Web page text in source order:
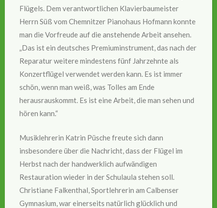
Flügels. Dem verantwortlichen Klavierbaumeister
Herrn Süß vom Chemnitzer Pianohaus Hofmann konnte
man die Vorfreude auf die anstehende Arbeit ansehen.
„Das ist ein deutsches Premiuminstrument, das nach der
Reparatur weitere mindestens fünf Jahrzehnte als
Konzertflügel verwendet werden kann. Es ist immer
schön, wenn man weiß, was Tolles am Ende
herausrauskommt. Es ist eine Arbeit, die man sehen und
hören kann.“
Musiklehrerin Katrin Püsche freute sich dann
insbesondere über die Nachricht, dass der Flügel im
Herbst nach der handwerklich aufwändigen
Restauration wieder in der Schulaula stehen soll.
Christiane Falkenthal, Sportlehrerin am Calbenser
Gymnasium, war einerseits natürlich glücklich und